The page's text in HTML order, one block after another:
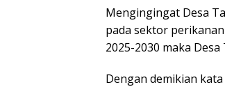
Mengingingat Desa
pada sektor
2025-2030 maka
Dengan demikian